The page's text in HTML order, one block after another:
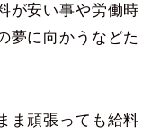
が安い事や労働時
夢に向かうなどた
ま頑張っても給料